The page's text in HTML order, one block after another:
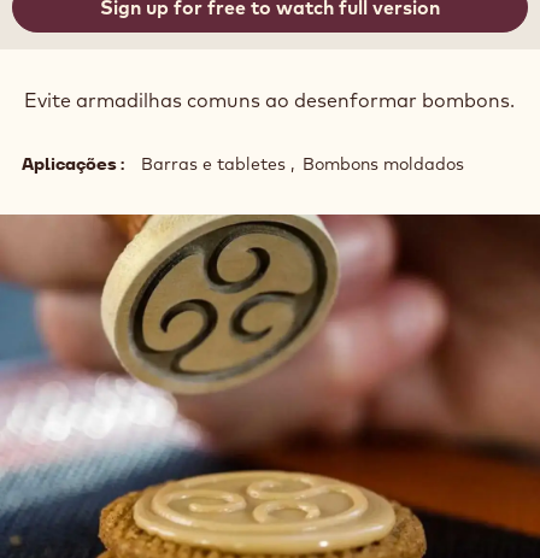
Sign up for free to watch full version
Evite armadilhas comuns ao desenformar bombons.
Aplicações Barras e tabletes Bombons moldados